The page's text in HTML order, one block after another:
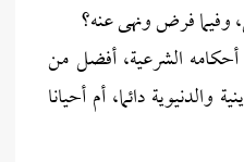
وفيما فرض ونهى عنه؟
الشرعية، أفضل من
والدنيوية دائما، أم أحيانا